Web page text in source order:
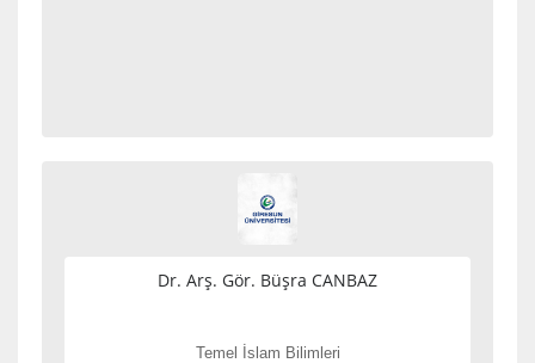
Dr. Arş. Gör. Büşra CANBAZ
Temel İslam Bilimleri